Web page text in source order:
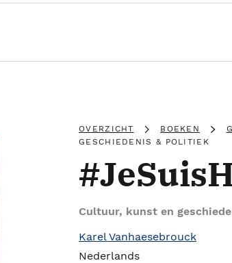
OVERZICHT BOEKEN
GESCHIEDENIS & POLITIEK
Cultuur, kunst en
Karel Vanhaesebrouck
Nederlands